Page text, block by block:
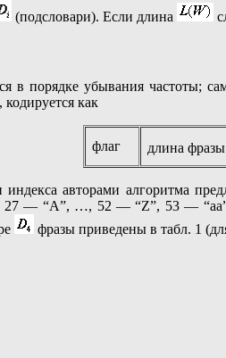
(подсловари). Если длина
в порядке убывания частоты;
кодируется как
флаг длина фразы
авторами алгоритма
— “A”, …, 52 — “Z”, 53 — “aa”,
фразы приведены в табл. 1